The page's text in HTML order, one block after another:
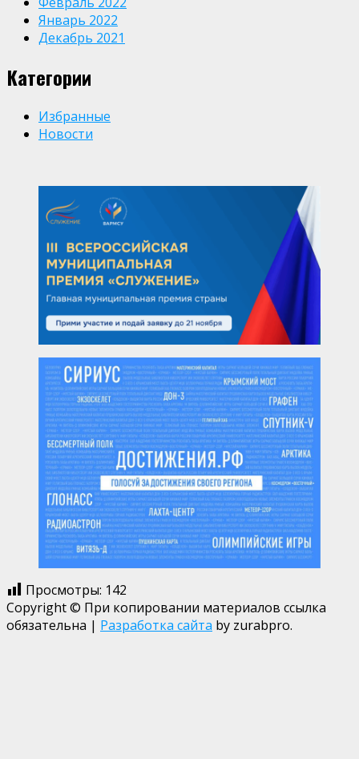
Январь 2022
Декабрь 2021
Категории
Избранные
Новости
Просмотры: 142
Copyright © При копировании материалов ссылка
обязательна | Разработка сайта by zurabpro.